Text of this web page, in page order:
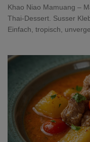
Khao Niao Mamuang –
Thai-Dessert. Susser
Einfach, tropisch,